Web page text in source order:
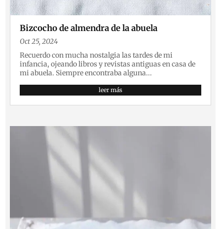
Bizcocho de almendra de la abuela
Oct 25, 2024
Recuerdo con mucha nostalgia las tardes de mi
infancia, ojeando libros y revistas antiguas en casa de
mi abuela. Siempre encontraba alguna...
leer más